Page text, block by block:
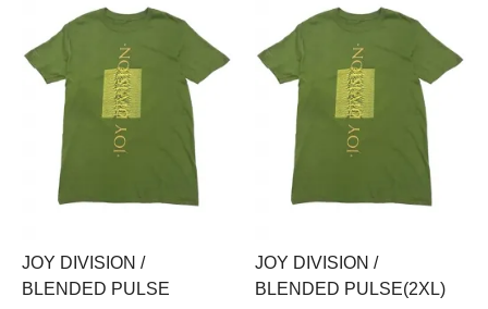
JOY DIVISION /
BLENDED PULSE
JOY DIVISION /
BLENDED PULSE(2XL)